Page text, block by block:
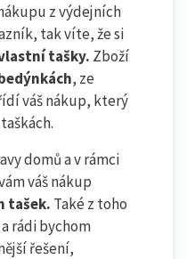
z výdejních
tak víte, že si
tašky. Zboží
, ze
váš nákup, který
domů a v rámci
váš nákup
tašek. Také z toho
rádi bychom
řešení,